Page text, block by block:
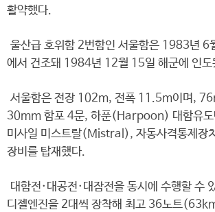
활약했다.
울산급 호위함 2번함인 서울함은 1983년 6
에서 건조돼 1984년 12월 15일 해군에 인도
서울함은 전장 102m, 전폭 11.5m이며,
30mm 함포 4문, 하푼(Harpoon) 대함유도
미사일 미스트랄(Mistral), 자동사격통제장
장비를 탑재했다.
대함전·대공전·대잠전을 동시에 수행할 수
디젤엔진을 2대씩 장착해 최고 36노트